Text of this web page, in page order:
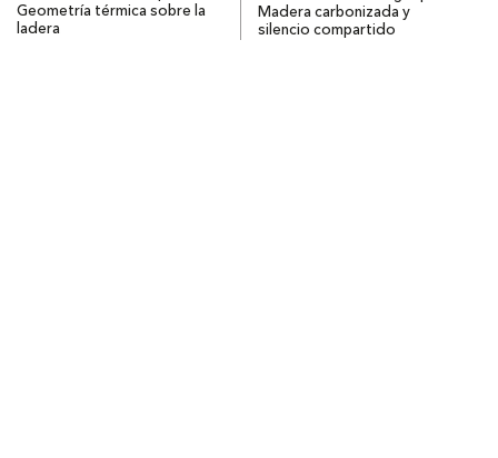
Geometría térmica sobre la
ladera
Madera carbonizada y
silencio compartido